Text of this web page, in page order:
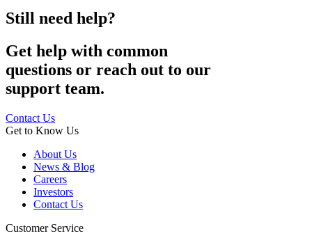
Still need help?
Get help with common
questions or reach out to our
support team.
Contact Us
Get to Know Us
About Us
News & Blog
Careers
Investors
Contact Us
Customer Service